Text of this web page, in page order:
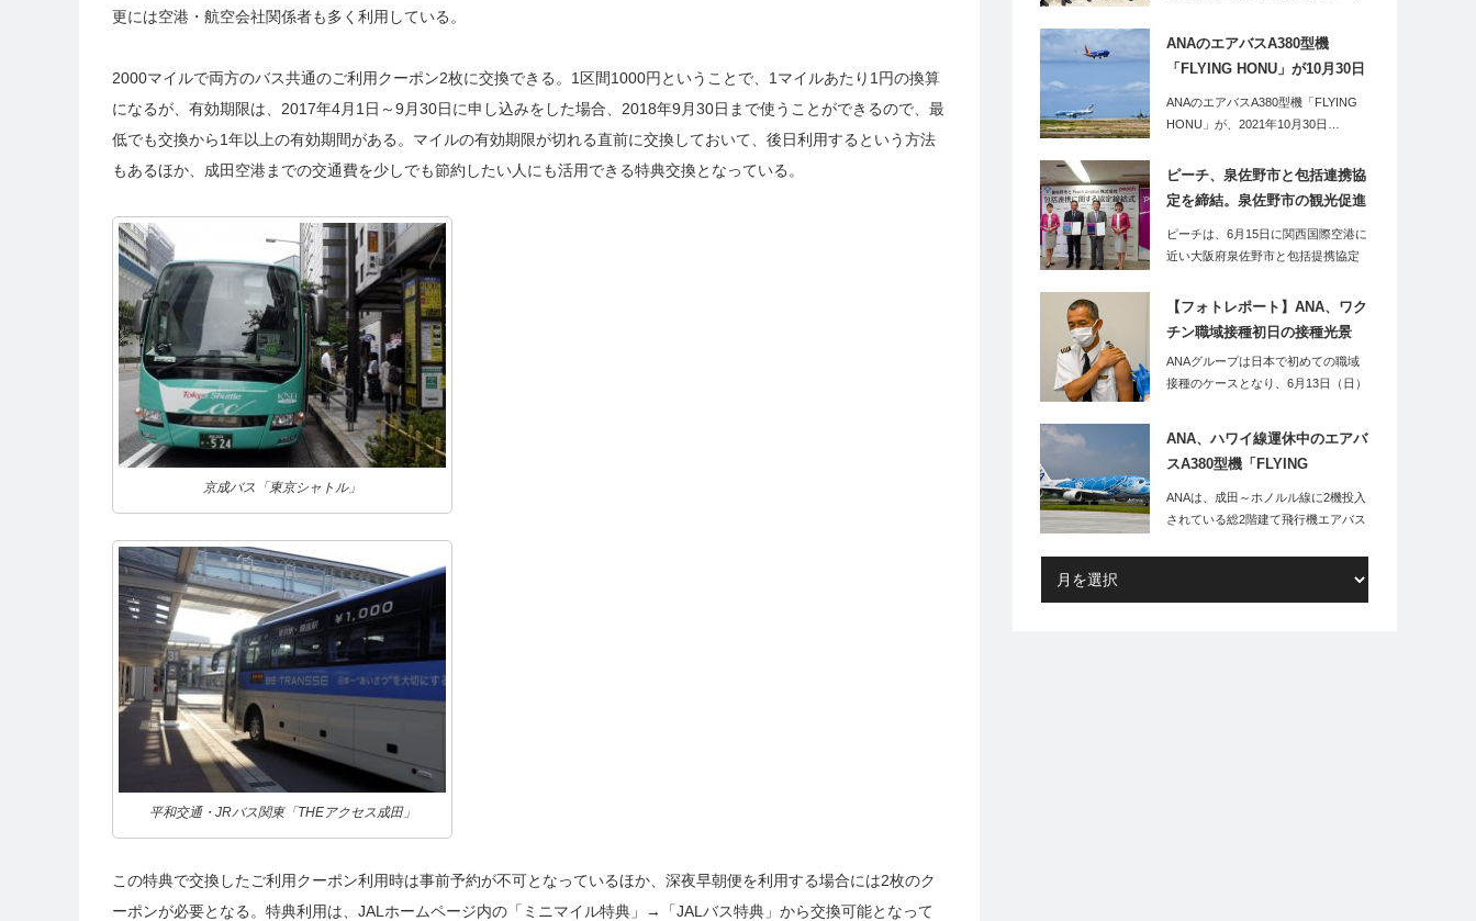
更には空港・航空会社関係者も多く利用している。
2000マイルで両方のバス共通のご利用クーポン2枚に交換できる。1区間1000円ということで、1マイルあたり1円の換算
になるが、有効期限は、2017年4月1日～9月30日に申し込みをした場合、2018年9月30日まで使うことができるので、最
低でも交換から1年以上の有効期間がある。マイルの有効期限が切れる直前に交換しておいて、後日利用するという方法
もあるほか、成田空港までの交通費を少しでも節約したい人にも活用できる特典交換となっている。
京成バス「東京シャトル」
平和交通・JRバス関東「THEアクセス成田」
この特典で交換したご利用クーポン利用時は事前予約が不可となっているほか、深夜早朝便を利用する場合には2枚のク
ーポンが必要となる。特典利用は、JALホームページ内の「ミニマイル特典」→「JALバス特典」から交換可能となって
ANAのエアバスA380型機
「FLYING HONU」が10月30日
（土）に下地島（みやこ下地島
空港ターミナル）へ。同便利用
売開始
ANAのエアバスA380型機「FLYING
HONU」が、2021年10月30日…
ピーチ、泉佐野市と包括連携協
定を締結。泉佐野市の観光促進
などポストコロナの地方創生を
強化へ
ピーチは、6月15日に関西国際空港に
近い大阪府泉佐野市と包括提携協定
【フォトレポート】ANA、ワク
チン職域接種初日の接種光景
ANAグループは日本で初めての職域
接種のケースとなり、6月13日（日）
ANA、ハワイ線運休中のエアバ
スA380型機「FLYING
HONU」、倍率150倍の遊覧フ
ライトを実施
ANAは、成田～ホノルル線に2機投入
されている総2階建て飛行機エアバス